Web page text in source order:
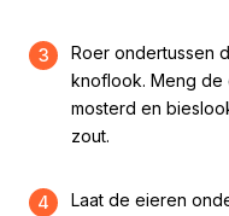
3
Roer ondertussen
knoflook. Meng de
mosterd en
zout.
4
Laat de eieren